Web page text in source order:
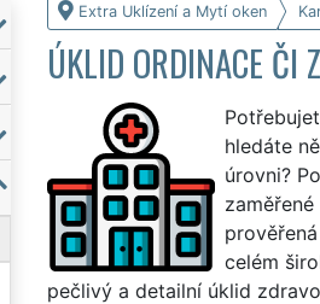
Extra Uklízení a Mytí oken
ÚKLID ORDINACE ČI
hledáte
úrovni?
celém
pečlivý a detailní úklid